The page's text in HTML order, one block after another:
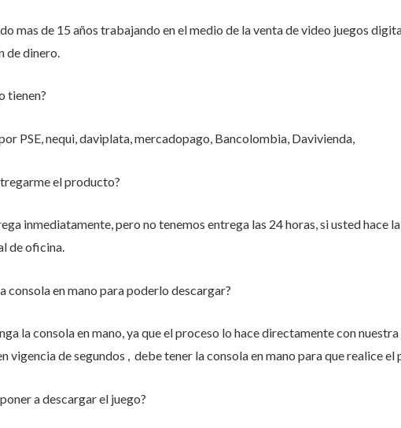
mas de 15 años trabajando en el medio de la venta de video juegos
de dinero.
tienen?
PSE, nequi, daviplata, mercadopago, Bancolombia, Davivienda,
el producto?
inmediatamente, pero no tenemos entrega las 24 horas, si usted hace
de oficina.
en mano para poderlo descargar?
la consola en mano, ya que el proceso lo hace directamente con
vigencia de segundos , debe tener la consola en mano para que realice
a descargar el juego?